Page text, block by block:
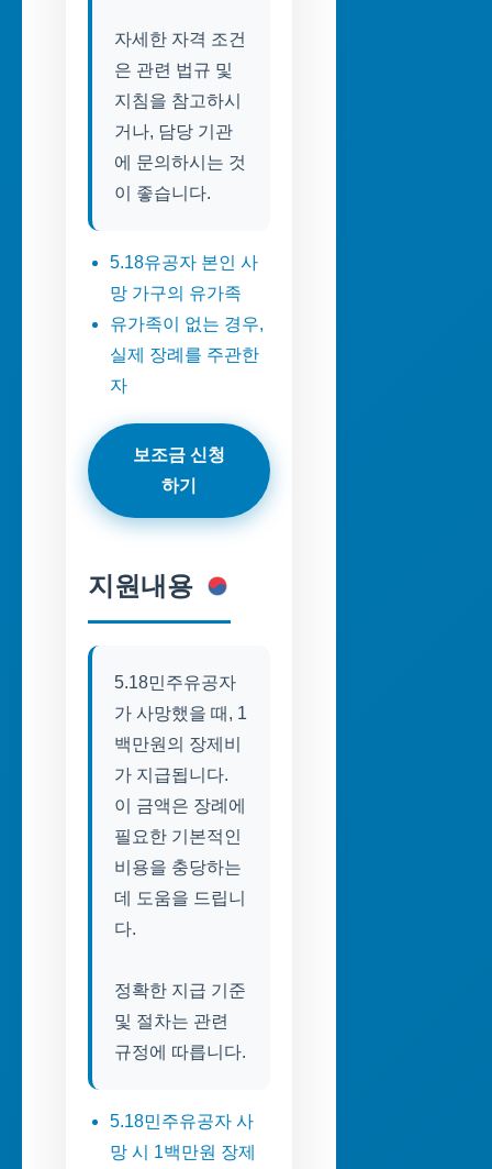
자세한 자격 조건
은 관련 법규 및
지침을 참고하시
거나, 담당 기관
에 문의하시는 것
이 좋습니다.
5.18유공자 본인 사
망 가구의 유가족
유가족이 없는 경우,
실제 장례를 주관한
자
보조금 신청
하기
지원내용
5.18민주유공자
가 사망했을 때, 1
백만원의 장제비
가 지급됩니다.
이 금액은 장례에
필요한 기본적인
비용을 충당하는
데 도움을 드립니
다.
정확한 지급 기준
및 절차는 관련
규정에 따릅니다.
5.18민주유공자 사
망 시 1백만원 장제